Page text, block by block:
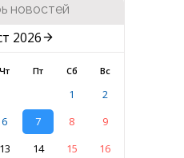
новостей
2026
Чт Пт Сб Вс
1
2
6 7 8
9
13 14 15
16